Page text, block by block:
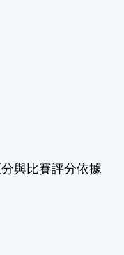
與比賽評分依據